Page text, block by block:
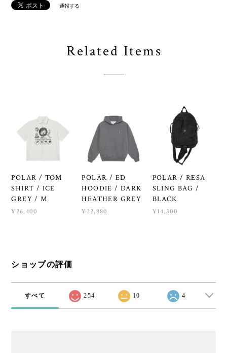
通報する
Related Items
POLAR / TOM
SHIRT / ICE
GREY / M
¥26,400
POLAR / ED
HOODIE / DARK
HEATHER GREY
¥22,880
POLAR / RESA
SLING BAG /
BLACK
¥14,300
ショップの評価
すべて 254 10 4